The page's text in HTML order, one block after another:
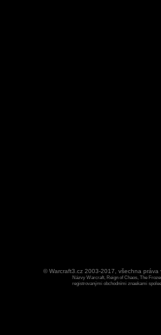
© Warcraft3.cz 2003-2017, všechna
Názvy Warcraft, Reign of Chaos, The
registrovanými obchodními znaekami